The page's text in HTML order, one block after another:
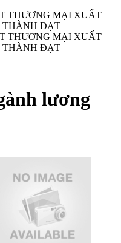
THƯƠNG MẠI XUẤT
THÀNH ĐẠT
THƯƠNG MẠI XUẤT
THÀNH ĐẠT
lương